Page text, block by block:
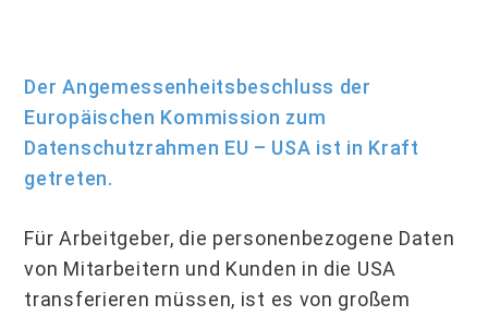
Der Angemessenheitsbeschluss der
Europäischen Kommission zum
Datenschutzrahmen EU – USA ist in Kraft
getreten.
Für Arbeitgeber, die personenbezogene Daten
von Mitarbeitern und Kunden in die USA
transferieren müssen, ist es von großem